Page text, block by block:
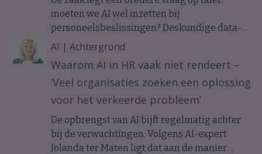
moeten we AI wel inzetten bij
personeelsbeslissingen? Deskundige data-
ethiek Koen Versmissen maant tot
voorzichtigheid.
AI | Achtergrond
Waarom AI in HR vaak niet rendeert –
‘Veel organisaties zoeken een oplossing
voor het verkeerde probleem’
De opbrengst van AI bijft regelmatig achter
bij de verwachtingen. Volgens AI-expert
Jolanda ter Maten ligt dat aan de manier